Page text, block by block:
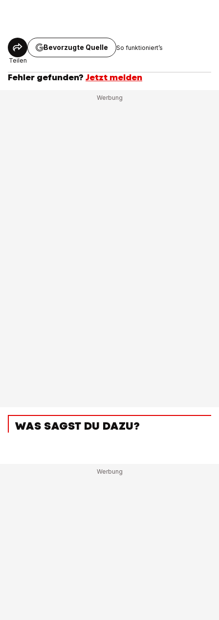
Teilen
Bevorzugte Quelle So funktioniert’s
Fehler gefunden? Jetzt melden
WAS SAGST DU DAZU?